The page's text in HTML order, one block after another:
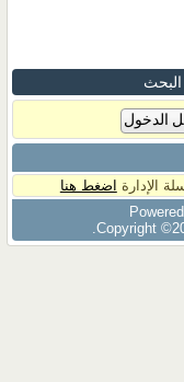
البحث
الإدارة اضغط هنا
Copyright